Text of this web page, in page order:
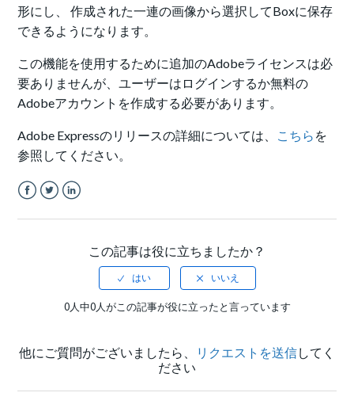
形にし、 作成された一連の画像から選択してBoxに保存
できるようになります。
この機能を使用するために追加のAdobeライセンスは必
要ありませんが、ユーザーはログインするか無料の
Adobeアカウントを作成する必要があります。
Adobe Expressのリリースの詳細については、 こちら を
参照してください。
この記事は役に立ちましたか？
0人中0人がこの記事が役に立ったと言っています
他にご質問がございましたら、 リクエストを送信してく
ださい